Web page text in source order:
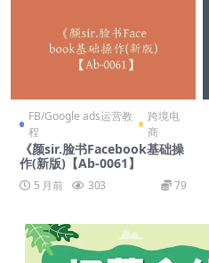
FB/Google ads运营教
程
跨境电
商
《颜sir.脸书Facebook基础操
作(新版)【Ab-0061】
5 月前 303 79